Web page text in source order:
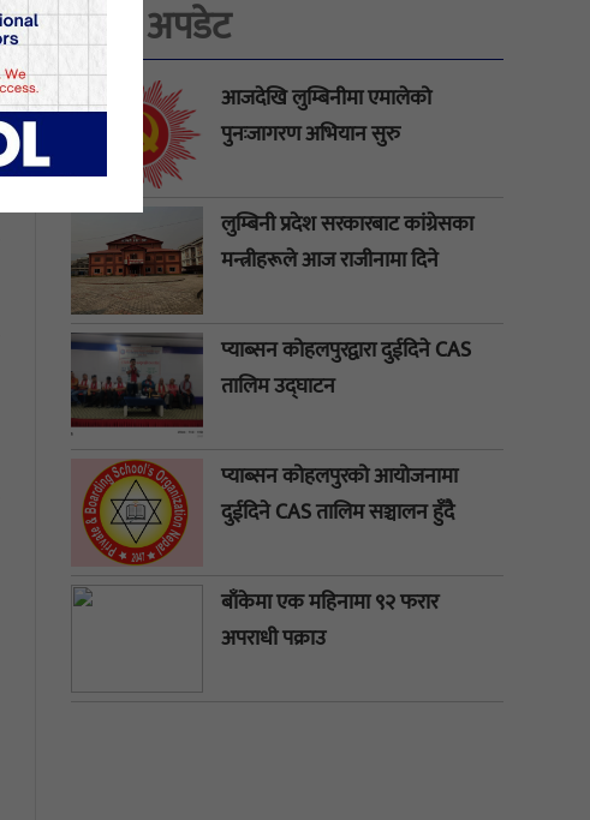
ताजा अपडेट
आजदेखि लुम्बिनीमा एमालेको
पुनःजागरण अभियान सुरु
लुम्बिनी प्रदेश सरकारबाट कांग्रेसका
मन्त्रीहरूले आज राजीनामा दिने
प्याब्सन कोहलपुरद्वारा दुईदिने CAS
तालिम उद्घाटन
प्याब्सन कोहलपुरको आयोजनामा
दुईदिने CAS तालिम सञ्चालन हुँदै
बाँकेमा एक महिनामा ९२ फरार
अपराधी पक्राउ